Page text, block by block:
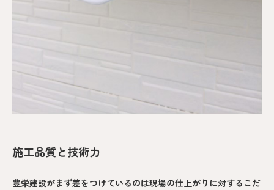
施工品質と技術力
豊栄建設がまず差をつけているのは現場の仕上がりに対するこだ